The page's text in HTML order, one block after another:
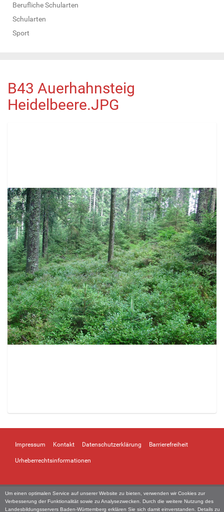
Um einen optimalen Service auf unserer Website zu bieten, verwenden wir Cookies zur
Verbesserung der Funktionalität sowie zu Analysezwecken. Durch die weitere Nutzung des
Landesbildungsservers Baden-Württemberg erklären Sie sich damit einverstanden. Details zu
Berufliche Schularten
Schularten
Sport
B43 Auerhahnsteig
Heidelbeere.JPG
e
g
e
i
Impressum Kontakt Datenschutzerklärung Barrierefreiheit
Urheberrechtsinformationen